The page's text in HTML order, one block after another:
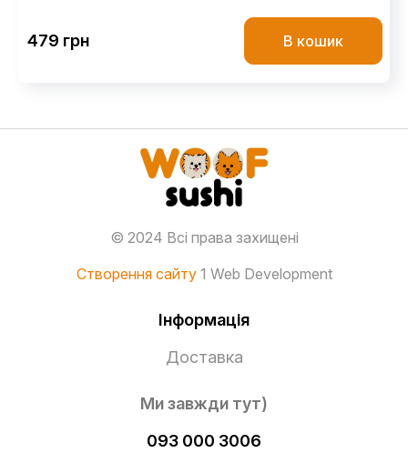
479 грн В кошик
© 2024 Всі права захищені
Створення сайту1 Web Development
Інформація
Доставка
Ми завжди тут)
093 000 3006